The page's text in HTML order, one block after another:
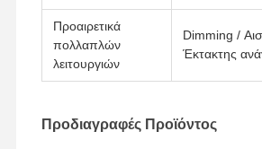
Προαιρετικά
πολλαπλών
λειτουργιών
Dimming /
Έκτακτης
Προδιαγραφές Προϊόντος